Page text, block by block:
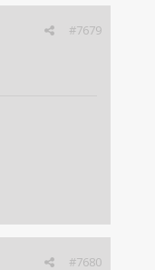
#7679
#7680